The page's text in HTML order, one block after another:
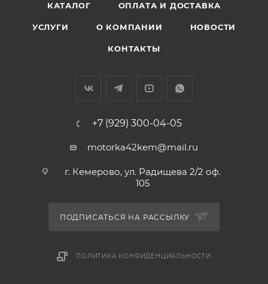
КАТАЛОГ ОПЛАТА И ДОСТАВКА
УСЛУГИ О КОМПАНИИ НОВОСТИ
КОНТАКТЫ
+7 (929) 300-04-05
motorka42kem@mail.ru
г. Кемерово, ул. Радищева 2/2 оф.
105
ПОДПИСАТЬСЯ НА РАССЫЛКУ
ПОЛИТИКА КОНФИДЕНЦИАЛЬНОСТИ